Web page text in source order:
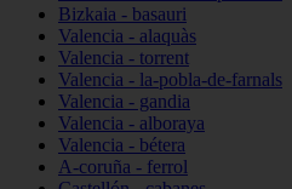
Bizkaia - basauri
Valencia - alaquàs
Valencia - torrent
Valencia - la-pobla-de-farnals
Valencia - gandia
Valencia - alboraya
Valencia - bétera
A-coruña - ferrol